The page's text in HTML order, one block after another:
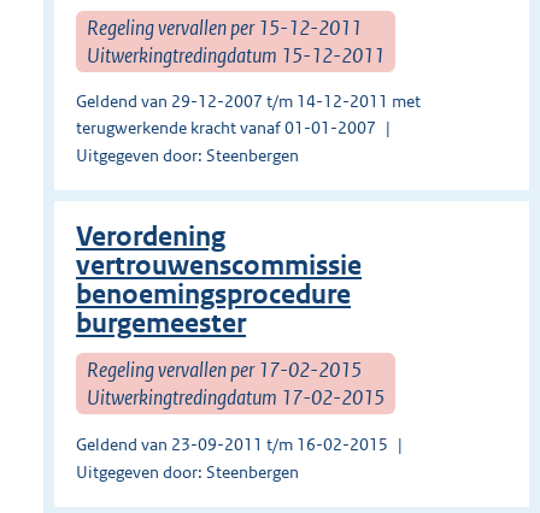
Regeling vervallen per 15-12-2011
Uitwerkingtredingdatum 15-12-2011
Geldend van 29-12-2007 t/m 14-12-2011 met
terugwerkende kracht vanaf 01-01-2007
Uitgegeven door: Steenbergen
Verordening
vertrouwenscommissie
benoemingsprocedure
burgemeester
Regeling vervallen per 17-02-2015
Uitwerkingtredingdatum 17-02-2015
Geldend van 23-09-2011 t/m 16-02-2015
Uitgegeven door: Steenbergen